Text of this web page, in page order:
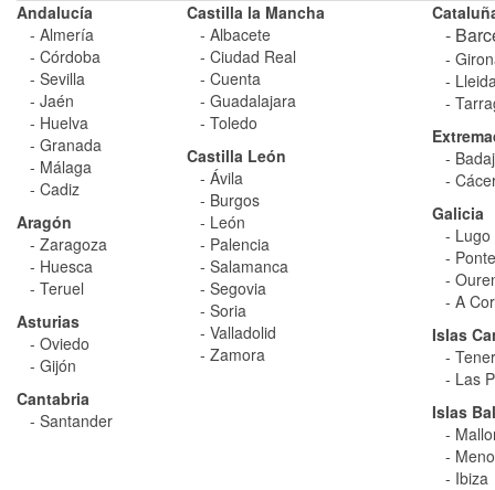
Andalucí­a
- Almería
- Córdoba
- Sevilla
- Jaén
- Huelva
- Granada
- Málaga
- Cadiz
Aragón
- Zaragoza
- Huesca
- Teruel
Asturias
- Oviedo
- Gijón
Cantabria
- Santander
Castilla la Mancha
- Albacete
- Ciudad Real
- Cuenta
- Guadalajara
- Toledo
Castilla León
- Ávila
- Burgos
- León
- Palencia
- Salamanca
- Segovia
- Soria
- Valladolid
- Zamora
-
-
-
-
-
-
Galicia
- Lugo
-
-
- A
Islas
-
- Las
Islas
-
-
- Ibiza